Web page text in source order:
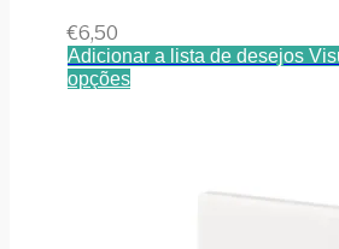
€6,50
Adicionar a lista de desejos
opções